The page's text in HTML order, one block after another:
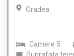
Oradea
Camere 5